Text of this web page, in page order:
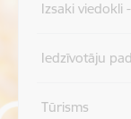
Izsaki viedokli
Iedzīvotāju
Tūrisms